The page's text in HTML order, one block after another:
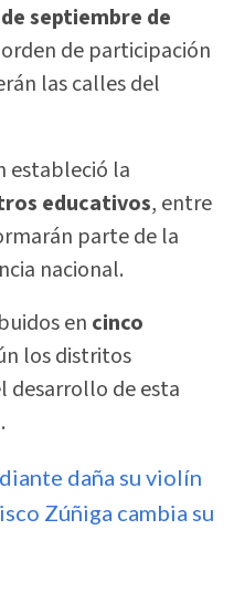
septiembre de
de participación
las calles del
estableció la
educativos, entre
parte de la
nacional.
en cinco
los distritos
desarrollo de esta
daña su violín
Zúñiga cambia su